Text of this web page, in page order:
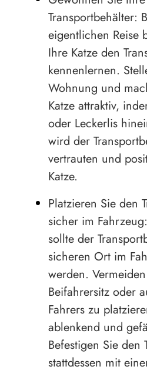
Transportbehälter:
eigentlichen Reise
Ihre Katze den
kennenlernen.
Wohnung und
Katze attraktiv,
oder Leckerlis
wird der
vertrauten und
Katze.
Platzieren Sie den
sicher im
sollte der
sicheren Ort im
werden.
Beifahrersitz oder
Fahrers zu
ablenkend und
Befestigen Sie den
stattdessen mit